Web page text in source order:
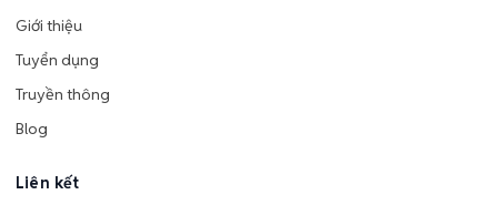
Giới thiệu
Tuyển dụng
Truyền thông
Blog
Liên kết